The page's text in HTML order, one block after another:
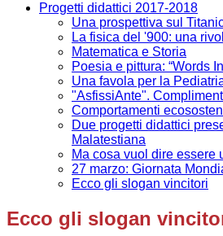
Progetti didattici 2017-2018
Una prospettiva sul
La fisica del '900: una
Matematica e Storia
Poesia e pittura: “Words
Una favola per la
"AsfissiAnte".
Comportamenti
Due progetti didattici
Malatestiana
Ma cosa vuol dire essere
27 marzo: Giornata
Ecco gli slogan vincitori
Ecco gli slogan